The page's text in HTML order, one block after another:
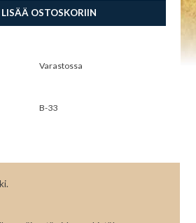
LISÄÄ OSTOSKORIIN
Varastossa
B-33